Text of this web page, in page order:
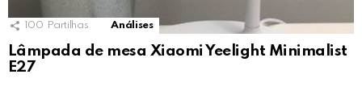
100 Partilhas Análises
Lâmpada de mesa Xiaomi Yeelight Minimalist
E27